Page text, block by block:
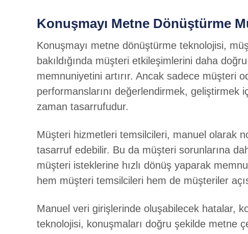
Konuşmayı Metne Dönüştürme
Konuşmayı metne dönüştürme teknolojisi,
bakıldığında müşteri etkileşimlerini daha
memnuniyetini artırır. Ancak sadece müşteri
performanslarını değerlendirmek, geliştirmek
zaman tasarrufudur.
Müşteri hizmetleri temsilcileri, manuel olarak
tasarruf edebilir. Bu da müşteri sorunlarına
müşteri isteklerine hızlı dönüş yaparak
hem müşteri temsilcileri hem de müşteriler
Manuel veri girişlerinde oluşabilecek hatalar,
teknolojisi, konuşmaları doğru şekilde metne